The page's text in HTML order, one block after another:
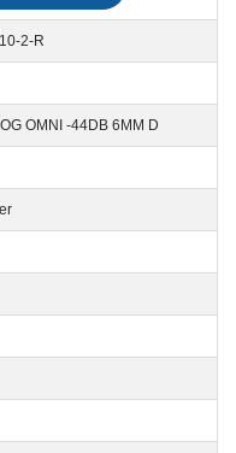
2-R
OMNI -44DB 6MM D